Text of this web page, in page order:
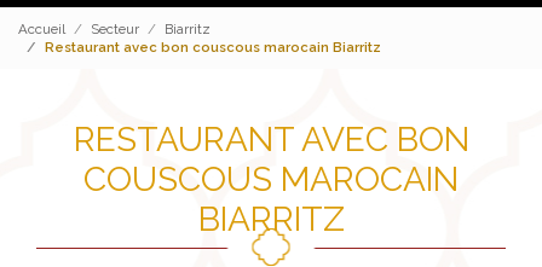
Accueil Secteur
Biarritz
Restaurant avec bon couscous marocain Biarritz
RESTAURANT AVEC BON
COUSCOUS MAROCAIN
BIARRITZ